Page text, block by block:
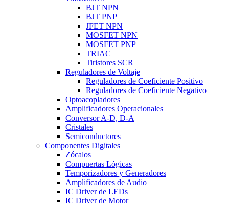
BJT NPN
BJT PNP
JFET NPN
MOSFET NPN
MOSFET PNP
TRIAC
Tiristores SCR
Reguladores de Voltaje
Reguladores de Coeficiente Positivo
Reguladores de Coeficiente Negativo
Optoacopladores
Amplificadores Operacionales
Conversor A-D, D-A
Cristales
Semiconductores
Componentes Digitales
Zócalos
Compuertas Lógicas
Temporizadores y Generadores
Amplificadores de Audio
IC Driver de LEDs
IC Driver de Motor